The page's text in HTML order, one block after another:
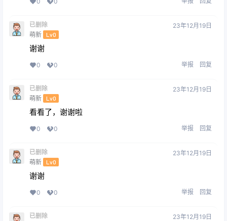
已删除
萌新 Lv0
23年12月19日
谢谢
0 0 举报 回复
已删除
萌新 Lv0
23年12月19日
看看了，谢谢啦
0 0 举报 回复
已删除
萌新 Lv0
23年12月19日
谢谢
0 0 举报 回复
已删除
23年12月19日